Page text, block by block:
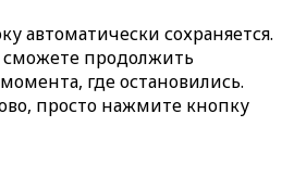
автоматически сохраняется.
продолжить
где остановились.
просто нажмите кнопку